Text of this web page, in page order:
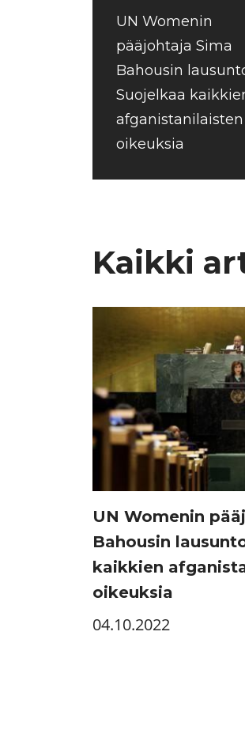
UN Womenin
pääjohtaja Sima
Bahousin
Suojelkaa
afganistanilaisten
oikeuksia
Kaikki
UN Womenin
Bahousin
kaikkien
oikeuksia
04.10.2022